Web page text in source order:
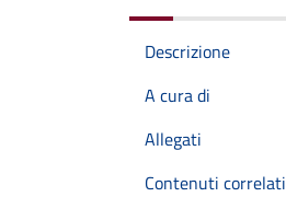
Descrizione
A cura di
Allegati
Contenuti correlati